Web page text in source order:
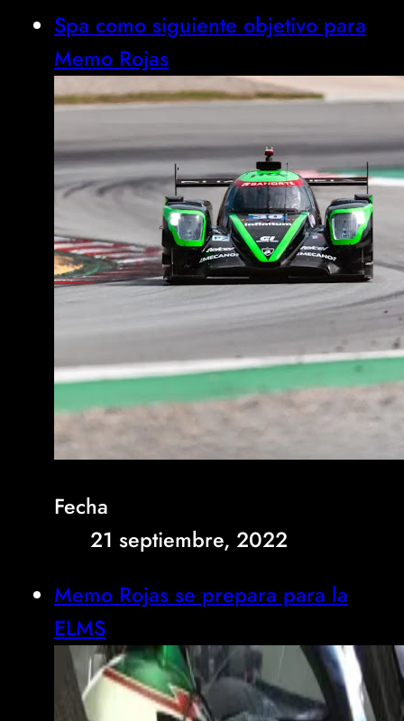
Spa como siguiente objetivo para
Memo Rojas
Fecha
21 septiembre, 2022
Memo Rojas se prepara para la
ELMS